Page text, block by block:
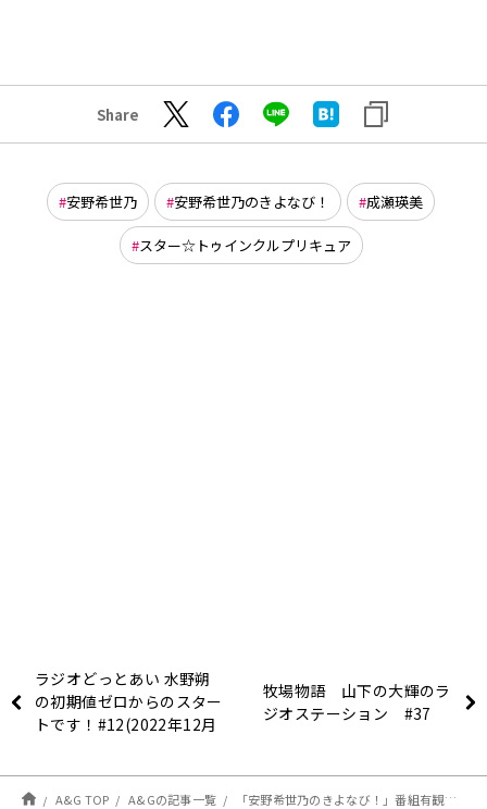
Share
安野希世乃 安野希世乃のきよなび！ 成瀬瑛美
スター☆トゥインクルプリキュア
ラジオどっとあい 水野朔
の初期値ゼロからのスター
トです！#12(2022年12月
牧場物語 山下の大輝のラ
ジオステーション #37
A&G TOP A&Gの記事一覧 「安野希世乃のきよなび！」番組有観客イベントのアーカイブ配信中！１２月２２日まで！